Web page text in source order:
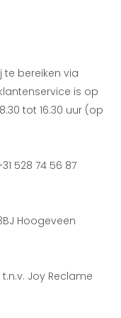
te bereiken via
is op
tot 16:30 uur (op
528 74 56 87
Hoogeveen
t.n.v. Joy Reclame